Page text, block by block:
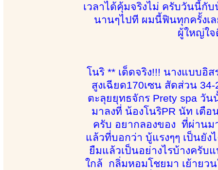
เวลาได้คุ้มจริงไม่ ครับวันนี้กั
นานๆไปที ผมนี้ฟินทุกครั้ง
ผู้ใหญ่ใจ
โนริ ** เด็ดจริง!!! นางแบบอิ
สูงเฉียด170เซน สัดส่วน
ตะลุยยุทธจักร Prety spa วัน
มาลงที่ น้องโนริPR นัท เตื
ครับ อยากลองของ ที่ผ่าน
แล้วที่บอกว่า บู้แรงๆๆ เป็นยั
ยืมแล้วเป็นอย่างไรบ้างครับ
ใกล้ กลิ่มหอมโชยมา เย้ายว